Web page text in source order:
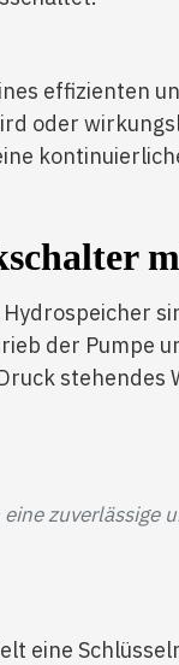
effizienten
oder
der Pumpe
stehendes
zuverlässige
eine